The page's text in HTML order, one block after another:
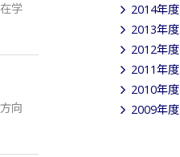
在学
向
2014年度
2013年度
2012年度
2011年度
2010年度
2009年度